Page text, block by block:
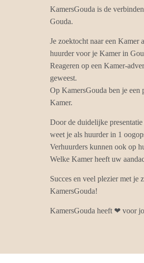
KamersGouda is de
Gouda.
Je zoektocht naar een Kamer
huurder voor je Kamer in
Reageren op een Kamer-
geweest.
Op KamersGouda ben je
Kamer.
Door de duidelijke
weet je als huurder in 1
Verhuurders kunnen ook op
Welke Kamer heeft uw
Succes en veel plezier met je
KamersGouda!
KamersGouda heeft ❤ voor